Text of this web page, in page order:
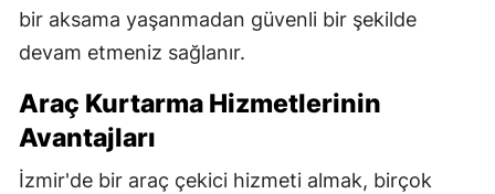
Batman
Bartın
bir aksama yaşanmadan güvenli bir şekilde
devam etmeniz sağlanır.
Araç Kurtarma Hizmetlerinin
Avantajları
İzmir'de bir araç çekici hizmeti almak, birçok